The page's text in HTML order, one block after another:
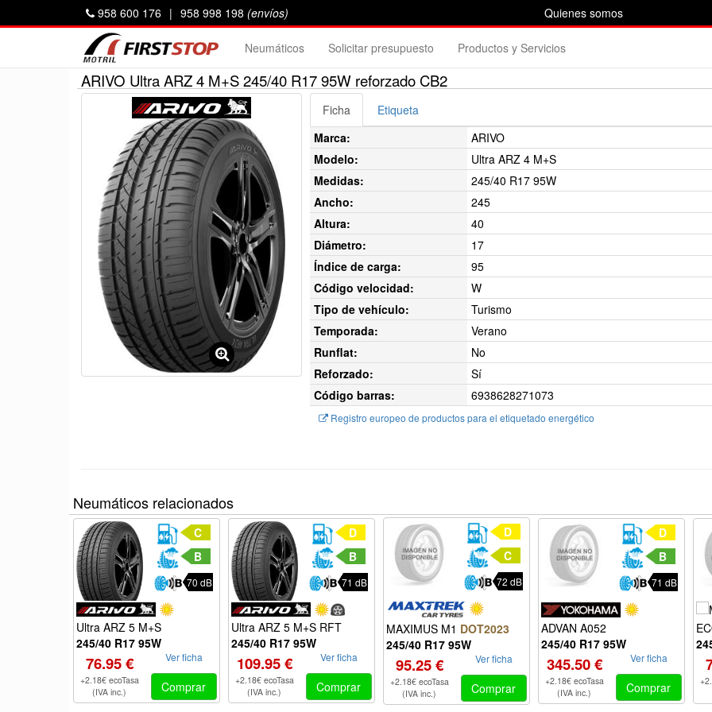
Quienes somos
958 600 176 | 958 998 198 (envíos)
Neumáticos Solicitar presupuesto Productos y Servicios
ARIVO Ultra ARZ 4 M+S 245/40 R17 95W reforzado CB2
Ficha
Etiqueta
Marca:
ARIVO
Modelo:
Ultra ARZ 4 M+S
Medidas:
245/40 R17 95W
Ancho:
245
Altura:
40
Diámetro:
17
Índice de carga:
95
Código velocidad:
W
Tipo de vehículo:
Turismo
Temporada:
Verano
Runflat:
No
Reforzado:
Sí
Código barras:
6938628271073
Registro europeo de productos para el etiquetado energético
Neumáticos relacionados
C
B
70 dB
Ultra ARZ 5 M+S
245/40 R17 95W
76.95 €
+2.18€ ecoTasa
(IVA inc.)
Ver ficha
Comprar
D
B
71 dB
Ultra ARZ 5 M+S RFT
245/40 R17 95W
109.95 €
+2.18€ ecoTasa
(IVA inc.)
Ver ficha
Comprar
D
C
72 dB
MAXIMUS M1 DOT2023
245/40 R17 95W
95.25 €
+2.18€ ecoTasa
(IVA inc.)
Ver ficha
Comprar
D
B
71 dB
ADVAN A052
245/40 R17 95W
345.50 €
+2.18€ ecoTasa
(IVA inc.)
Ver ficha
Comprar